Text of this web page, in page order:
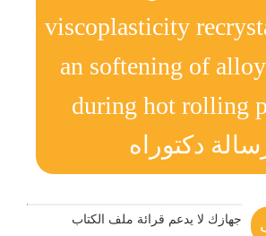
viscoplasticity
an softening of
during hot rolling
دكتوراه
جهازك لا يدعم قرائة ملف الكتاب